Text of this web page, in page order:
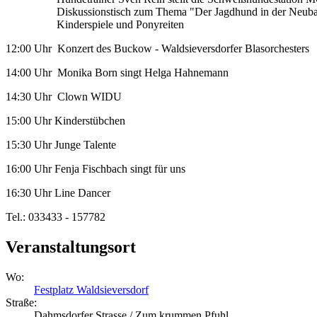
Diskussionstisch zum Thema "Der Jagdhund in der
Kinderspiele und Ponyreiten
12:00 Uhr Konzert des Buckow - Waldsieversdorfer Blasorchesters
14:00 Uhr Monika Born singt Helga Hahnemann
14:30 Uhr Clown WIDU
15:00 Uhr Kinderstübchen
15:30 Uhr Junge Talente
16:00 Uhr Fenja Fischbach singt für uns
16:30 Uhr Line Dancer
Tel.: 033433 - 157782
Veranstaltungsort
Wo:
Festplatz Waldsieversdorf
Straße: